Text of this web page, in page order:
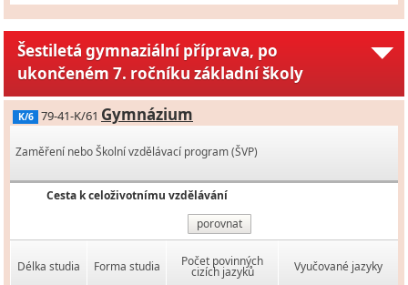
Šestiletá gymnaziální příprava, po
ukončeném 7. ročníku základní školy
K/6 79-41-K/61 Gymnázium
Zaměření nebo Školní vzdělávací program (ŠVP)
Cesta k celoživotnímu vzdělávání
porovnat
Délka studia Forma studia Počet povinných
cizích jazyků Vyučované jazyky